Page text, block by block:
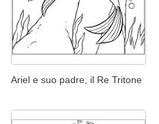
Ariel e suo padre, il Re Tritone